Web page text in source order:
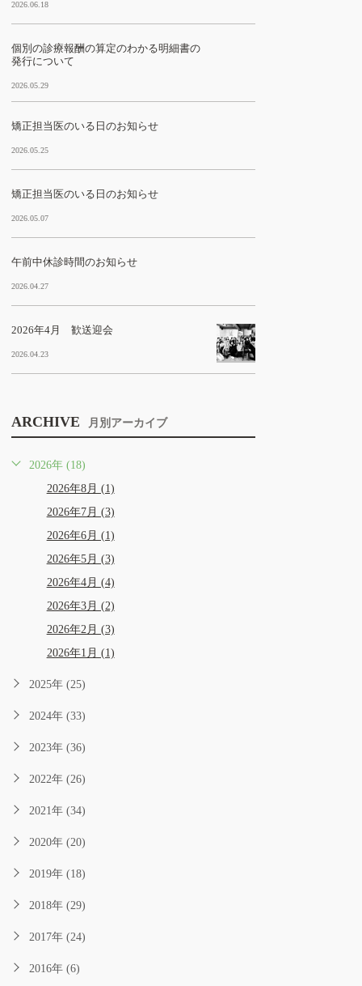
2026.06.18
個別の診療報酬の算定のわかる明細書の
発行について
2026.05.29
矯正担当医のいる日のお知らせ
2026.05.25
矯正担当医のいる日のお知らせ
2026.05.07
午前中休診時間のお知らせ
2026.04.27
2026年4月 歓送迎会
2026.04.23
ARCHIVE 月別アーカイブ
2026年 (18)
2026年8月 (1)
2026年7月 (3)
2026年6月 (1)
2026年5月 (3)
2026年4月 (4)
2026年3月 (2)
2026年2月 (3)
2026年1月 (1)
2025年 (25)
2024年 (33)
2023年 (36)
2022年 (26)
2021年 (34)
2020年 (20)
2019年 (18)
2018年 (29)
2017年 (24)
2016年 (6)